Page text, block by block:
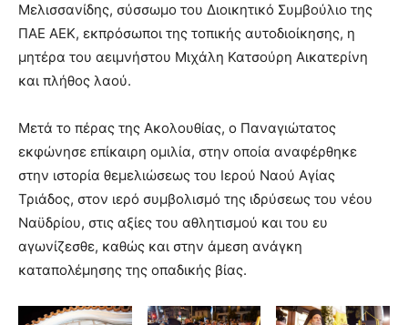
Μελισσανίδης, σύσσωμο του Διοικητικό Συμβούλιο της
ΠΑΕ ΑΕΚ, εκπρόσωποι της τοπικής αυτοδιοίκησης, η
μητέρα του αειμνήστου Μιχάλη Κατσούρη Αικατερίνη
και πλήθος λαού.
Μετά το πέρας της Ακολουθίας, ο Παναγιώτατος
εκφώνησε επίκαιρη ομιλία, στην οποία αναφέρθηκε
στην ιστορία θεμελιώσεως του Ιερού Ναού Αγίας
Τριάδος, στον ιερό συμβολισμό της ιδρύσεως του νέου
Ναϋδρίου, στις αξίες του αθλητισμού και του ευ
αγωνίζεσθε, καθώς και στην άμεση ανάγκη
καταπολέμησης της οπαδικής βίας.